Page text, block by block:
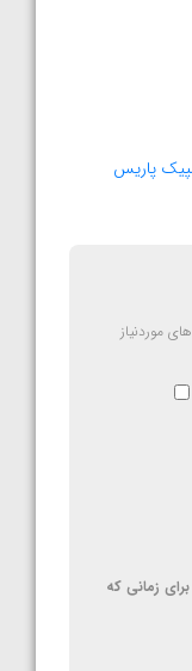
پاریس
موردنیاز
زمانی که